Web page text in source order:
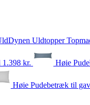
Uldtopper
1.398 kr. Høie
Høie Pudebetræk til